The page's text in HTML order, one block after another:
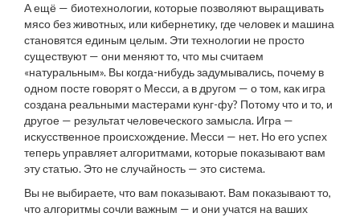
А ещё — биотехнологии, которые позволяют выращивать
мясо без животных, или кибернетику, где человек и машина
становятся единым целым. Эти технологии не просто
существуют — они меняют то, что мы считаем
«натуральным». Вы когда-нибудь задумывались, почему в
одном посте говорят о Месси, а в другом — о том, как игра
создана реальными мастерами кунг-фу? Потому что и то, и
другое — результат человеческого замысла. Игра —
искусственное происхождение. Месси — нет. Но его успех
теперь управляет алгоритмами, которые показывают вам
эту статью. Это не случайность — это система.
Вы не выбираете, что вам показывают. Вам показывают то,
что алгоритмы сочли важным — и они учатся на ваших